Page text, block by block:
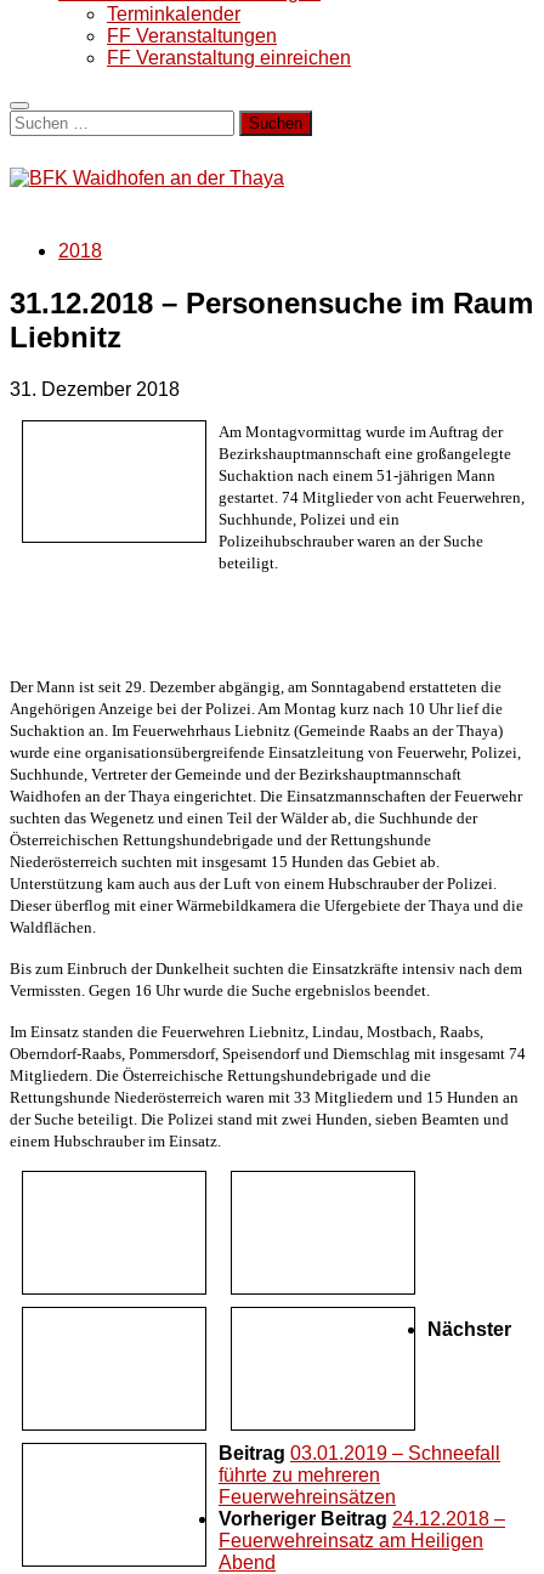
Terminkalender
FF Veranstaltungen
FF Veranstaltung einreichen
Suchen
nach:
2018
31.12.2018 – Personensuche im Raum
Liebnitz
31. Dezember 2018
Am Montagvormittag wurde im Auftrag der
Bezirkshauptmannschaft eine großangelegte
Suchaktion nach einem 51-jährigen Mann
gestartet. 74 Mitglieder von acht Feuerwehren,
Suchhunde, Polizei und ein
Polizeihubschrauber waren an der Suche
beteiligt.
Der Mann ist seit 29. Dezember abgängig, am Sonntagabend erstatteten die
Angehörigen Anzeige bei der Polizei. Am Montag kurz nach 10 Uhr lief die
Suchaktion an. Im Feuerwehrhaus Liebnitz (Gemeinde Raabs an der Thaya)
wurde eine organisationsübergreifende Einsatzleitung von Feuerwehr, Polizei,
Suchhunde, Vertreter der Gemeinde und der Bezirkshauptmannschaft
Waidhofen an der Thaya eingerichtet. Die Einsatzmannschaften der Feuerwehr
suchten das Wegenetz und einen Teil der Wälder ab, die Suchhunde der
Österreichischen Rettungshundebrigade und der Rettungshunde
Niederösterreich suchten mit insgesamt 15 Hunden das Gebiet ab.
Unterstützung kam auch aus der Luft von einem Hubschrauber der Polizei.
Dieser überflog mit einer Wärmebildkamera die Ufergebiete der Thaya und die
Waldflächen.
Bis zum Einbruch der Dunkelheit suchten die Einsatzkräfte intensiv nach dem
Vermissten. Gegen 16 Uhr wurde die Suche ergebnislos beendet.
Im Einsatz standen die Feuerwehren Liebnitz, Lindau, Mostbach, Raabs,
Oberndorf-Raabs, Pommersdorf, Speisendorf und Diemschlag mit insgesamt 74
Mitgliedern. Die Österreichische Rettungshundebrigade und die
Rettungshunde Niederösterreich waren mit 33 Mitgliedern und 15 Hunden an
der Suche beteiligt. Die Polizei stand mit zwei Hunden, sieben Beamten und
einem Hubschrauber im Einsatz.
Nächster
Beitrag 03.01.2019 – Schneefall
führte zu mehreren
Feuerwehreinsätzen
Vorheriger Beitrag 24.12.2018 –
Feuerwehreinsatz am Heiligen
Abend